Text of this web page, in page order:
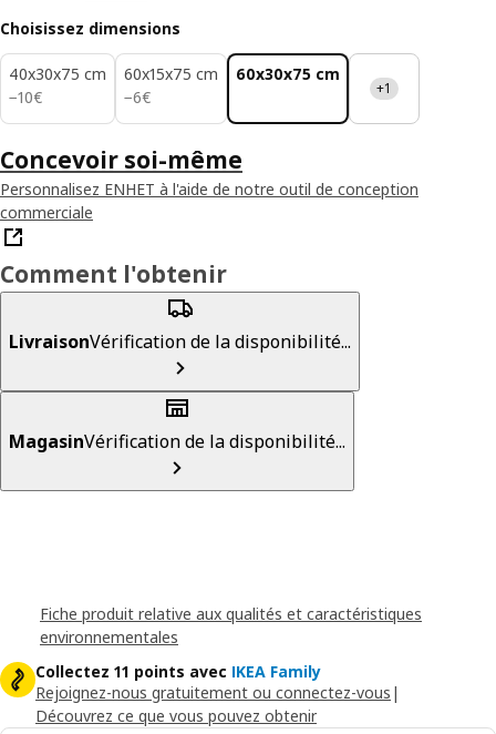
Choisissez dimensions
40x30x75 cm
−10€
10€
60x15x75 cm
−6€
6€
60x30x75 cm
+1
Concevoir soi-même
Personnalisez ENHET à l'aide de notre outil de conception
commerciale
Comment l'obtenir
LivraisonVérification de la disponibilité...
MagasinVérification de la disponibilité...
Fiche produit relative aux qualités et caractéristiques
environnementales
Collectez 11 points avec IKEA Family
Rejoignez-nous gratuitement ou connectez-vous |
Découvrez ce que vous pouvez obtenir